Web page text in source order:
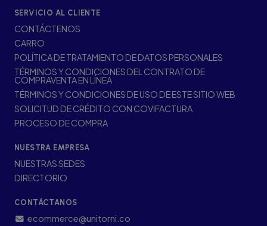
SERVICIO AL CLIENTE
CONTÁCTENOS
CARRO
POLÍTICA DE TRATAMIENTO DE DATOS PERSONALES
TÉRMINOS Y CONDICIONES DEL CONTRATO DE
COMPRAVENTA EN LÍNEA
TÉRMINOS Y CONDICIONES DE USO DE ESTE SITIO WEB
SOLICITUD DE CRÉDITO CON COVIFACTURA
PROCESO DE COMPRA
NUESTRA EMPRESA
NUESTRAS SEDES
DIRECTORIO
CONTÁCTANOS
ecommerce@unitorni.co